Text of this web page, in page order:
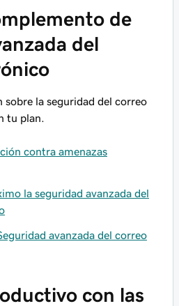
de
del
la seguridad del correo
tu plan.
contra amenazas
la seguridad avanzada del
avanzada del correo
con las